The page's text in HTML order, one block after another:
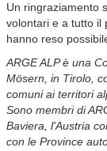
Un ringraziamento
volontari e a tutto il
hanno reso
ARGE ALP è una
Mösern, in Tirolo,
comuni ai territori
Sono membri di
Baviera, l'Austria
con le Province